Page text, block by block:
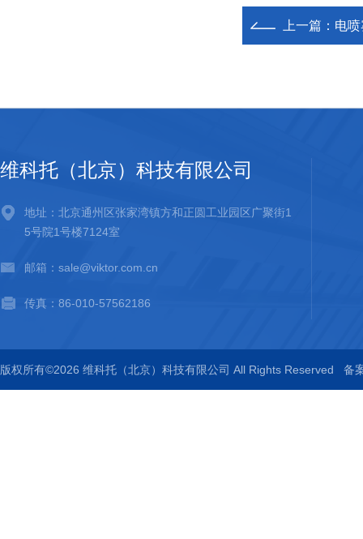
上一篇： 电
维科托（北京）科技有限公司
地址：北京通州区张家湾镇方和正圆工业园区广聚街1
5号院1号楼7124室
邮箱：sale@viktor.com.cn
传真：86-010-57562186
版权所有©2026 维科托（北京）科技有限公司 All Rights Reserved 备